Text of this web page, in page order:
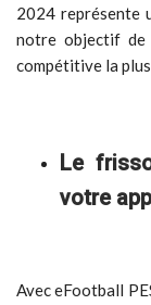
2024 représente
notre objectif
compétitive la
Le
votre
Avec eFootball